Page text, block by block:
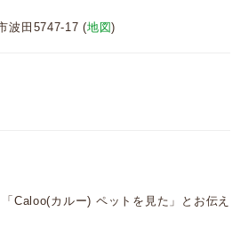
波田5747-17 (地図)
Caloo(カルー) ペットを見た」とお伝え